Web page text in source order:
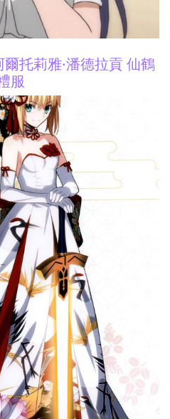
托莉雅·潘德拉貢 仙鶴
服